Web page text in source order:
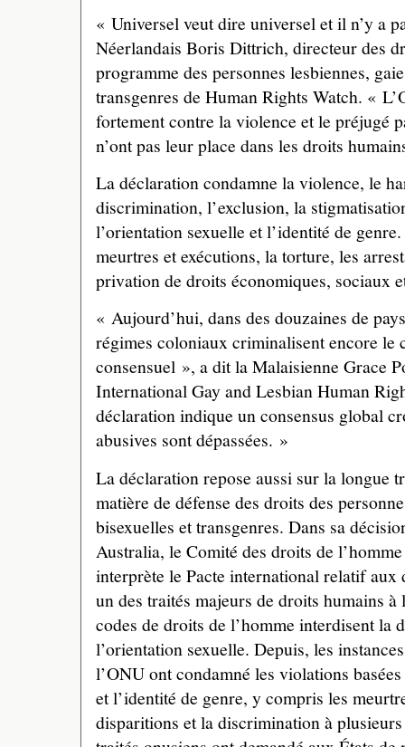
« Universel veut dire universel et il n’y a
Néerlandais Boris Dittrich, directeur des
programme des personnes lesbiennes,
transgenres de Human Rights Watch. «
fortement contre la violence et le préjugé
n’ont pas leur place dans les droits
La déclaration condamne la violence, le
discrimination, l’exclusion, la
l’orientation sexuelle et l’identité de
meurtres et exécutions, la torture, les
privation de droits économiques, sociaux
« Aujourd’hui, dans des douzaines de
régimes coloniaux criminalisent encore le
consensuel », a dit la Malaisienne Grace
International Gay and Lesbian Human
déclaration indique un consensus global
abusives sont dépassées. »
La déclaration repose aussi sur la longue
matière de défense des droits des
bisexuelles et transgenres. Dans sa
Australia, le Comité des droits de
interprète le Pacte international relatif
un des traités majeurs de droits humains
codes de droits de l’homme interdisent la
l’orientation sexuelle. Depuis, les
l’ONU ont condamné les violations
et l’identité de genre, y compris les
disparitions et la discrimination à